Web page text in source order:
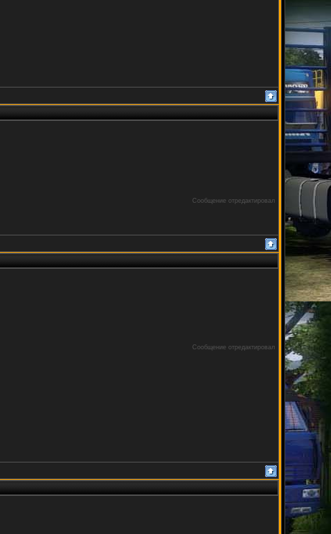
Сообщение отредактировал
Сообщение отредактировал